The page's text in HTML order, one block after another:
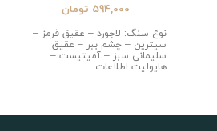
594,000 تومان
نوع سنگ: لاجورد – عقیق قرمز –
سیترین – چشم ببر – عقیق
سلیمانی سبز – آمیتیست –
هایولیت اطلاعات